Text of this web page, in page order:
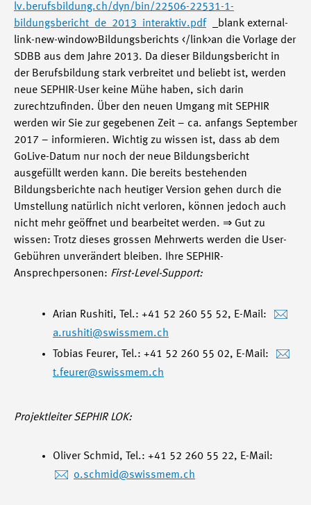
lv.berufsbildung.ch/dyn/bin/22506-22531-1-
bildungsbericht_de_2013_interaktiv.pdf
_blank external-
link-new-window>Bildungsberichts </link>an die Vorlage der
SDBB aus dem Jahre 2013. Da dieser Bildungsbericht in
der Berufsbildung stark verbreitet und beliebt ist, werden
neue SEPHIR-User keine Mühe haben, sich darin
zurechtzufinden. Über den neuen Umgang mit SEPHIR
werden wir Sie zur gegebenen Zeit – ca. anfangs September
2017 – informieren. Wichtig zu wissen ist, dass ab dem
GoLive-Datum nur noch der neue Bildungsbericht
ausgefüllt werden kann. Die bereits bestehenden
Bildungsberichte nach heutiger Version gehen durch die
Umstellung natürlich nicht verloren, können jedoch auch
nicht mehr geöffnet und bearbeitet werden. ⇒ Gut zu
wissen: Trotz dieses grossen Mehrwerts werden die User-
Gebühren unverändert bleiben. Ihre SEPHIR-
Ansprechpersonen: First-Level-Support:
Arian Rushiti, Tel.: +41 52 260 55 52, E-Mail:
a.rushiti@swissmem.ch
Tobias Feurer, Tel.: +41 52 260 55 02, E-Mail:
t.feurer@swissmem.ch
Projektleiter SEPHIR LOK:
Oliver Schmid, Tel.: +41 52 260 55 22, E-Mail:
o.schmid@swissmem.ch